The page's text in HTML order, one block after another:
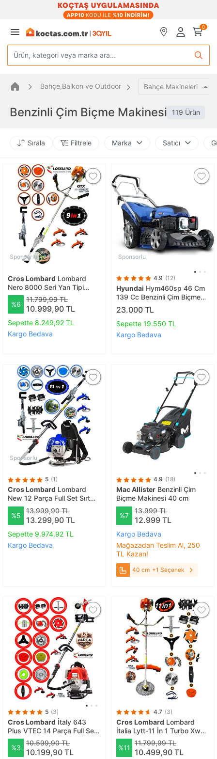
0
Ürün, kategori veya marka ara...
Bahçe,Balkon ve Outdoor Bahçe Makineleri
Benzinli Çim Biçme Makinesi 119 Ürün
Sırala Filtrele Marka Satıcı
Sponsorlu
Cros Lombard Lombard
Nero 8000 Seri Yan Tipi
Benzinli Motorlu Tırpan +
Zeytin Badem Hasat
Makinası 10 Parça Özel Set
%6
11.799,99 TL
10.999,90 TL
Sepette 8.249,92 TL
Kargo Bedava
Sponsorlu
4.9 (12)
Hyundai Hym460sp 46 Cm
139 Cc Benzinli Çim Biçme
Makinası Şanzımanlı
23.000 TL
Sepette 19.550 TL
Kargo Bedava
Sponsorlu
5 (1)
Cros Lombard Lombard
New 12 Parça Full Set Sırt
Tırpan + Zeytin Toplama +
Çapalama Seti
%5
13.999,90 TL
13.299,90 TL
Sepette 9.974,92 TL
Kargo Bedava
4.9 (18)
Mac Allister Benzinli Çim
Biçme Makinesi 40 cm
%7
13.999 TL
12.999 TL
Kargo Bedava
Mağazadan Teslim Al, 250
TL Kazan!
40 cm +1 Seçenek
5 (3)
Cros Lombard İtaly 643
Plus VTEC 14 Parça Full Set
Sırt Tipi Benzinli Çalı Çim
Biçme Tırpanı Güçlü Yüksek
Performans
%3
10.599,90 TL
10.199,90 TL
4.7 (3)
Cros Lombard Lombard
İtalia Lytt-11 İn 1 Turbo Xw
20 HPX Yan Tipi Benzinli
Tırpan + Toprak Eşeleme
Aparatı + Akrobat Çapa
%11
11.799,99 TL
10.499,90 TL